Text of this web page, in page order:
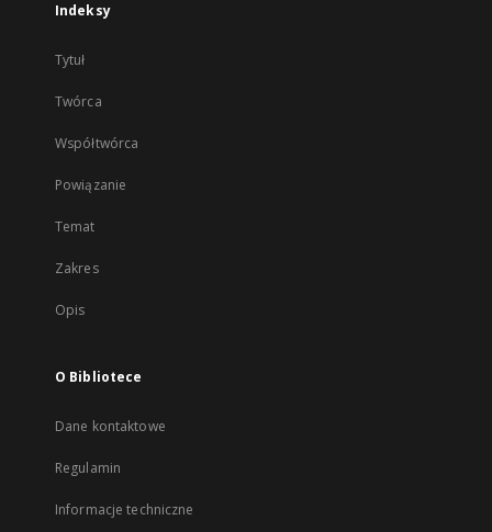
Indeksy
Tytuł
Twórca
Współtwórca
Powiązanie
Temat
Zakres
Opis
O Bibliotece
Dane kontaktowe
Regulamin
Informacje techniczne